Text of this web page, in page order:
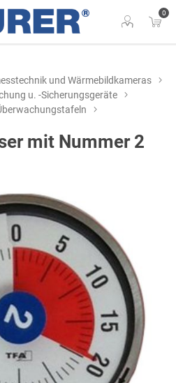
0
und Wärmebildkameras
u. -Sicherungsgeräte
mit Nummer 2